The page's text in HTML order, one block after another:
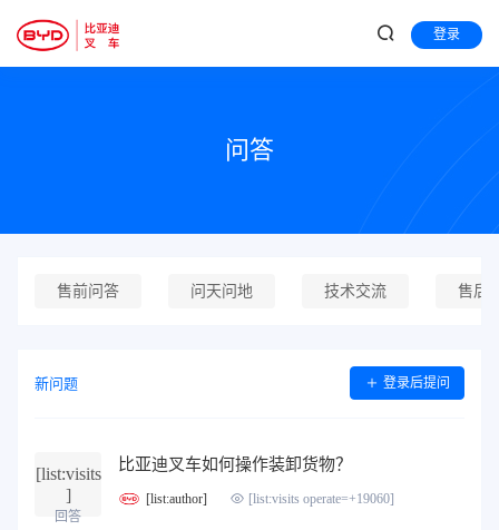
登录
问答
售前问答 问天问地 技术交流 售后
新问题 登录后提问
[list:visits
]
回答
比亚迪叉车如何操作装卸货物？
[list:author] [list:visits operate=+19060]